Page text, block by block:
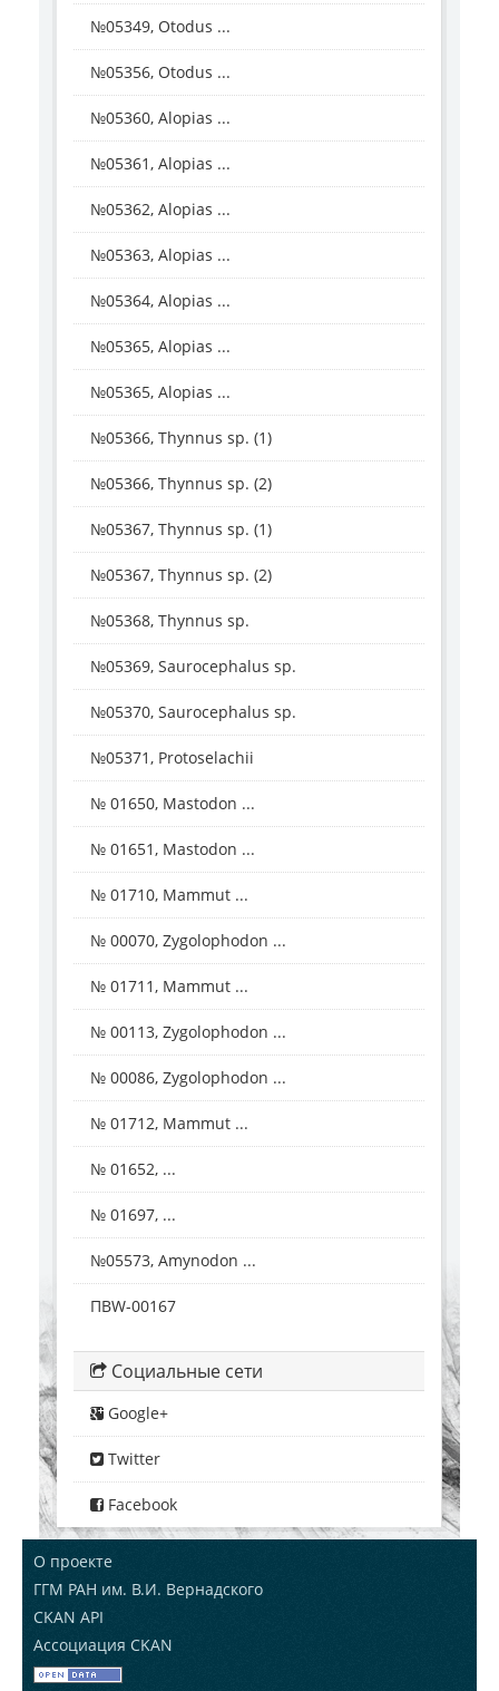
№05349, Otodus ...
№05356, Otodus ...
№05360, Alopias ...
№05361, Alopias ...
№05362, Alopias ...
№05363, Alopias ...
№05364, Alopias ...
№05365, Alopias ...
№05365, Alopias ...
№05366, Thynnus sp. (1)
№05366, Thynnus sp. (2)
№05367, Thynnus sp. (1)
№05367, Thynnus sp. (2)
№05368, Thynnus sp.
№05369, Saurocephalus sp.
№05370, Saurocephalus sp.
№05371, Protoselachii
№ 01650, Mastodon ...
№ 01651, Mastodon ...
№ 01710, Mammut ...
№ 00070, Zygolophodon ...
№ 01711, Mammut ...
№ 00113, Zygolophodon ...
№ 00086, Zygolophodon ...
№ 01712, Mammut ...
№ 01652, ...
№ 01697, ...
№05573, Amynodon ...
ПВW-00167
Социальные сети
Google+
Twitter
Facebook
О проекте
ГГМ РАН им. В.И. Вернадского
CKAN API
Ассоциация CKAN